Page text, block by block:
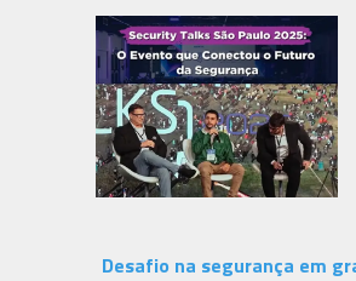
Desafio na segurança em